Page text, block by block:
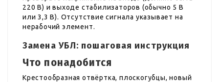
220 В) и выходе стабилизаторов (обычно 5 В
или 3,3 В). Отсутствие сигнала указывает на
нерабочий элемент.
Замена УБЛ: пошаговая инструкция
Что понадобится
Крестообразная отвёртка, плоскогубцы, новый